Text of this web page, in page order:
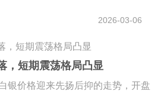
2026-03-06
，短期震荡格局凸显
银价格迎来先扬后抑的走势，开盘